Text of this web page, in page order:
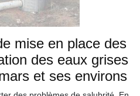
mise en place des
des eaux grises
et ses environs